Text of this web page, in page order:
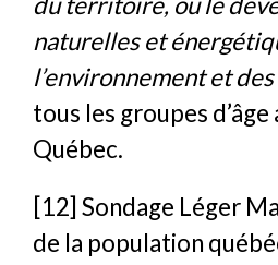
naturelles et
l’environnement et
tous les groupes
Québec.
[12] Sondage Léger
de la population